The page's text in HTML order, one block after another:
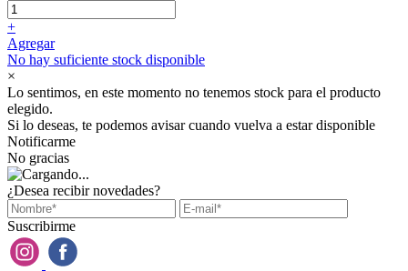
+
Agregar
No hay suficiente stock disponible
×
Lo sentimos, en este momento no tenemos stock para el producto
elegido.
Si lo deseas, te podemos avisar cuando vuelva a estar disponible
Notificarme
No gracias
¿Desea recibir novedades?
Suscribirme